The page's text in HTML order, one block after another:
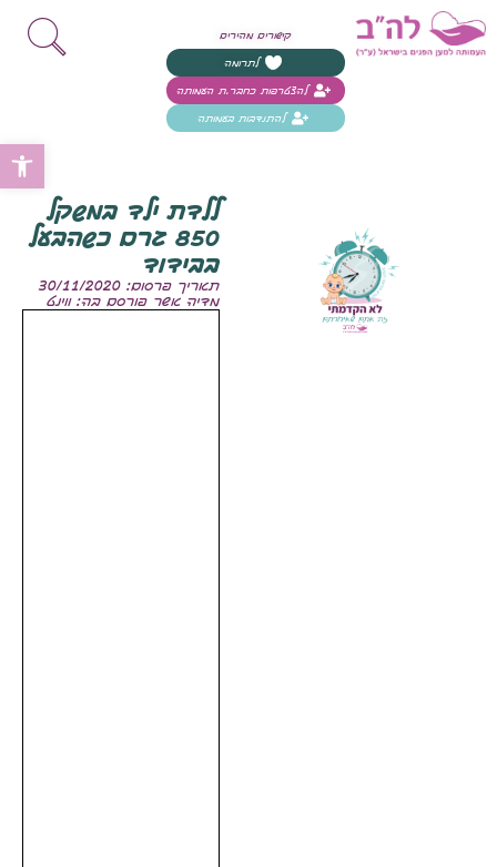
קישורים מהירים
לתרומה
להצטרפות כחבר.ת העמותה
להתנדבות בעמותה
ללדת ילד במשקל
850 גרם כשהבעל
בבידוד
תאריך פרסום: 30/11/2020
מדיה אשר פורסם בה: ווינט